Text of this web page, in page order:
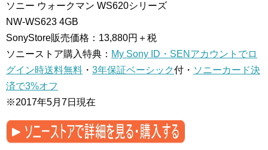
ソニー ウォークマン WS620シリーズ
NW-WS623 4GB
SonyStore販売価格：13,880円＋税
ソニーストア購入特典： My Sony ID・SENアカウントでロ
グイン時送料無料 ・ 3年保証ベーシック付・ ソニーカード決
済で3%オフ
※2017年5月7日現在